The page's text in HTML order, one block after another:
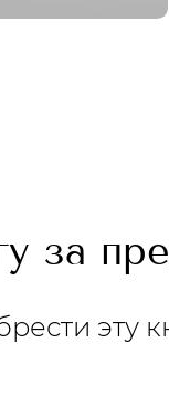
за
эту